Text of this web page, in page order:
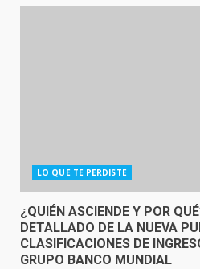
LO QUE TE PERDISTE
¿QUIÉN ASCIENDE Y POR
DETALLADO DE LA NUEVA
CLASIFICACIONES DE
GRUPO BANCO MUNDIAL